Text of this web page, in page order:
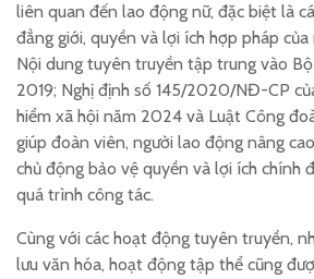
liên quan đến lao động nữ, đặc biệt là
đẳng giới, quyền và lợi ích hợp pháp
Nội dung tuyên truyền tập trung vào
2019; Nghị định số 145/2020/NĐ-CP
hiểm xã hội năm 2024 và Luật Công
giúp đoàn viên, người lao động nâng
chủ động bảo vệ quyền và lợi ích chính
quá trình công tác.
Cùng với các hoạt động tuyên truyền,
lưu văn hóa, hoạt động tập thể cũng